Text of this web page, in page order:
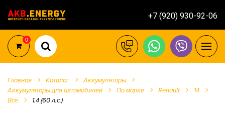
+7 (920) 930-92-06
0
Главная Каталог
Аккумуляторы
Аккумуляторы для автомобилей
По марке Renault
14
Все
1.4 (60 л.с.)